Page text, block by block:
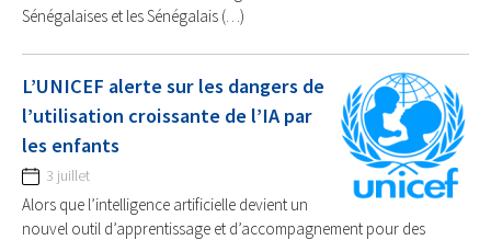
Sénégalaises et les Sénégalais (…)
L’UNICEF alerte sur les dangers de
l’utilisation croissante de l’IA par
les enfants
3 juillet
Alors que l’intelligence artificielle devient un
nouvel outil d’apprentissage et d’accompagnement pour des